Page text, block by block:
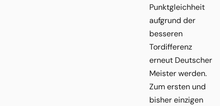
Punktgleichheit
aufgrund der
besseren
Tordifferenz
erneut Deutscher
Meister werden.
Zum ersten und
bisher einzigen